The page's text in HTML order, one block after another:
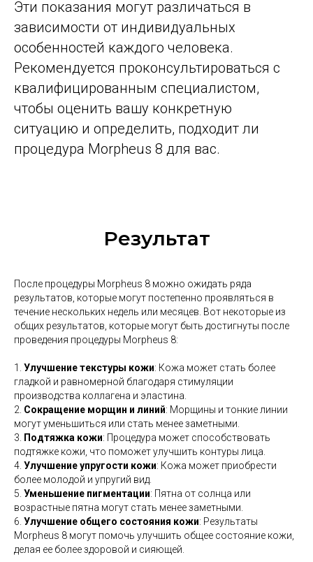
Эти показания могут различаться в
зависимости от индивидуальных
особенностей каждого человека.
Рекомендуется проконсультироваться с
квалифицированным специалистом,
чтобы оценить вашу конкретную
ситуацию и определить, подходит ли
процедура Morpheus 8 для вас.
Результат
После процедуры Morpheus 8 можно ожидать ряда
результатов, которые могут постепенно проявляться в
течение нескольких недель или месяцев. Вот некоторые из
общих результатов, которые могут быть достигнуты после
проведения процедуры Morpheus 8:
1. Улучшение текстуры кожи: Кожа может стать более
гладкой и равномерной благодаря стимуляции
производства коллагена и эластина.
2. Сокращение морщин и линий: Морщины и тонкие линии
могут уменьшиться или стать менее заметными.
3.
Подтяжка кожи: Процедура может способствовать
подтяжке кожи, что поможет улучшить контуры лица.
4. Улучшение упругости кожи: Кожа может приобрести
более молодой и упругий вид.
5. Уменьшение пигментации: Пятна от солнца или
возрастные пятна могут стать менее заметными.
6. Улучшение общего состояния кожи: Результаты
Morpheus 8 могут помочь улучшить общее состояние кожи,
делая ее более здоровой и сияющей.